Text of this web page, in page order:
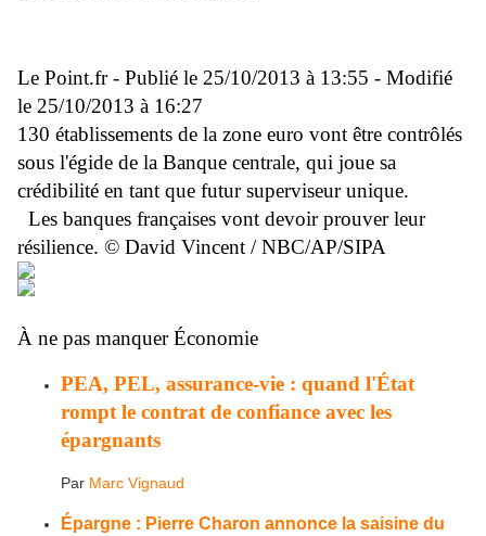
Le Point.fr - Publié le 25/10/2013 à 13:55 - Modifié
le 25/10/2013 à 16:27
130 établissements de la zone euro vont être contrôlés
sous l'égide de la Banque centrale, qui joue sa
crédibilité en tant que futur superviseur unique.
Les banques françaises vont devoir prouver leur
résilience. © David Vincent / NBC/AP/SIPA
À ne pas manquer Économie
PEA, PEL, assurance-vie : quand l'État
rompt le contrat de confiance avec les
épargnants
Par Marc Vignaud
Épargne : Pierre Charon annonce la saisine du